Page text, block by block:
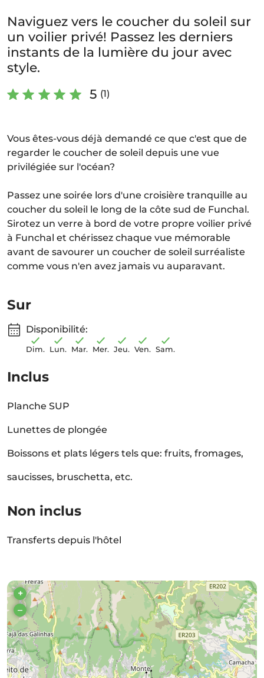
Naviguez vers le coucher du soleil sur
un voilier privé! Passez les derniers
instants de la lumière du jour avec
style.
5 (1)
Vous êtes-vous déjà demandé ce que c'est que de
regarder le coucher de soleil depuis une vue
privilégiée sur l'océan?
Passez une soirée lors d'une croisière tranquille au
coucher du soleil le long de la côte sud de Funchal.
Sirotez un verre à bord de votre propre voilier privé
à Funchal et chérissez chaque vue mémorable
avant de savourer un coucher de soleil surréaliste
comme vous n'en avez jamais vu auparavant.
Sur
Disponibilité:
Dim. Lun. Mar. Mer. Jeu. Ven. Sam.
Inclus
Planche SUP
Lunettes de plongée
Boissons et plats légers tels que: fruits, fromages,
saucisses, bruschetta, etc.
Non inclus
Transferts depuis l'hôtel
+
–